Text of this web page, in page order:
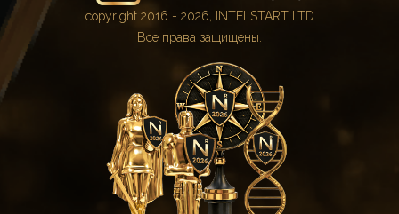
copyright 2016 - 2026, INTELSTART LTD
Все права защищены.